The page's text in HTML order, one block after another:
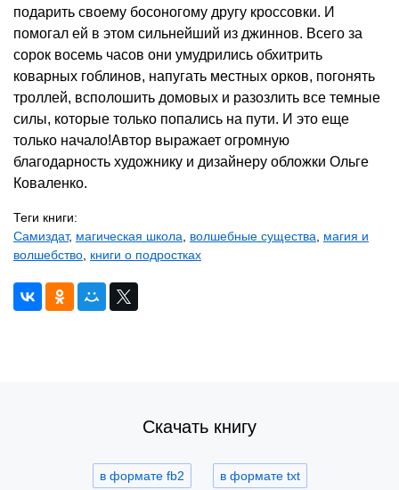
подарить своему босоногому другу кроссовки. И
помогал ей в этом сильнейший из джиннов. Всего за
сорок восемь часов они умудрились обхитрить
коварных гоблинов, напугать местных орков, погонять
троллей, всполошить домовых и разозлить все темные
силы, которые только попались на пути. И это еще
только начало!Автор выражает огромную
благодарность художнику и дизайнеру обложки Ольге
Коваленко.
Теги книги:
Самиздат, магическая школа, волшебные существа, магия и
волшебство, книги о подростках
Скачать книгу
в формате fb2 в формате txt